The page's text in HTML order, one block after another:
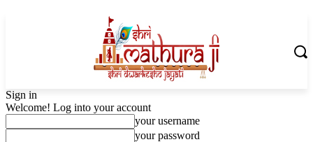
Sign in
Welcome! Log into your account
your username
your password